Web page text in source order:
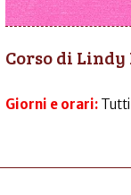
Corso di
Giorni e orari: